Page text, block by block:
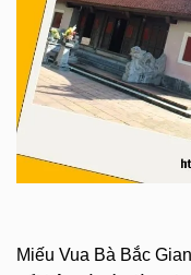
Miếu Vua Bà Bắc